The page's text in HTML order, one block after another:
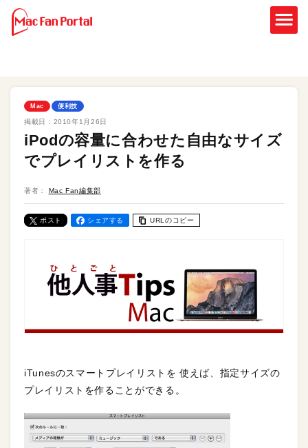
Mac 便利技
掲載日： 2010年1月26日
iPodの容量に合わせた自由なサイズ
でプレイリストを作る
著者： Mac Fan編集部
ポスト シェアする URLのコピー
iTunesのスマートプレイリストを 使えば、指定サイズの
プレイリストを作ることができる。